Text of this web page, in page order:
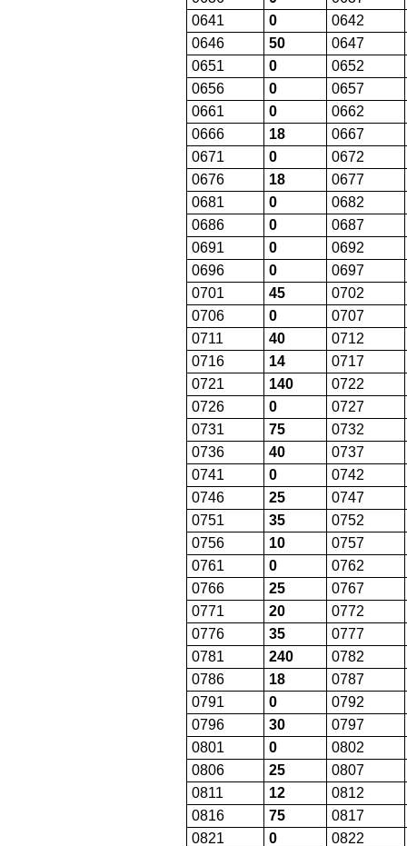
0641
0
0642
0646
50
0647
0651
0
0652
0656
0
0657
0661
0
0662
0666
18
0667
0671
0
0672
0676
18
0677
0681
0
0682
0686
0
0687
0691
0
0692
0696
0
0697
0701
45
0702
0706
0
0707
0711
40
0712
0716
14
0717
0721
140
0722
0726
0
0727
0731
75
0732
0736
40
0737
0741
0
0742
0746
25
0747
0751
35
0752
0756
10
0757
0761
0
0762
0766
25
0767
0771
20
0772
0776
35
0777
0781
240
0782
0786
18
0787
0791
0
0792
0796
30
0797
0801
0
0802
0806
25
0807
0811
12
0812
0816
75
0817
0821
0
0822